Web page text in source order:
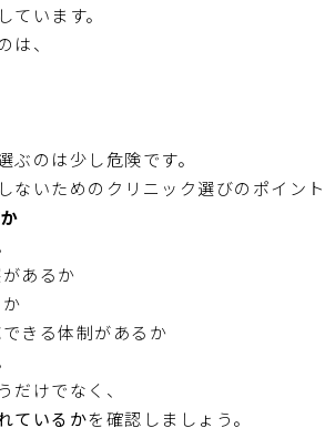
います。
、
のは少し危険です。
ないためのクリニック選びのポイント
あるか
きる体制があるか
だけでなく、
ているかを確認しましょう。